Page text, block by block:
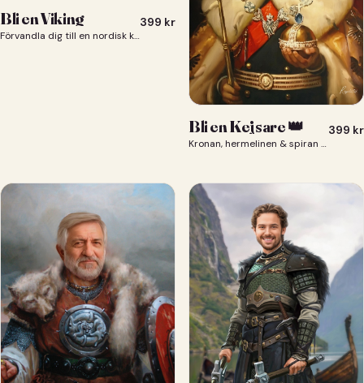
Bli en Viking
Förvandla dig till en nordisk krigare i ett episkt vikingaporträtt.
399 kr
Bli en Kejsare 👑
Kronan, hermelinen & spiran — du som kejsare 👑
399 kr